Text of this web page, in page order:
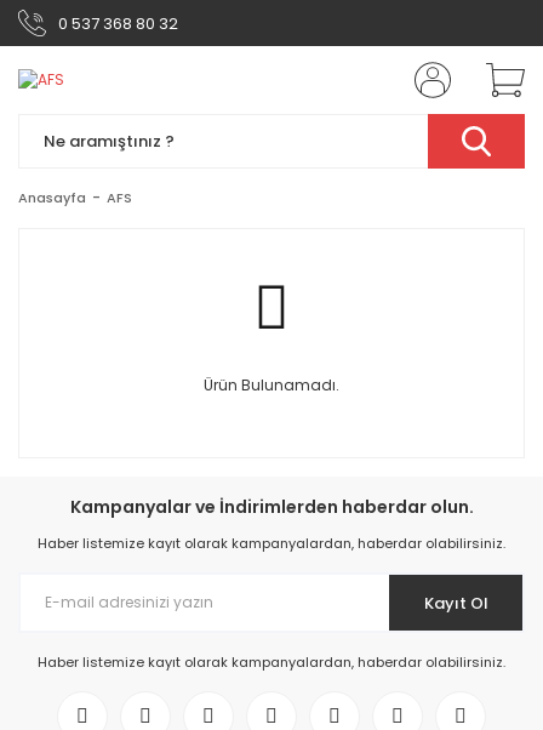
0 537 368 80 32
Anasayfa AFS
Ürün Bulunamadı.
Kampanyalar ve İndirimlerden haberdar olun.
Haber listemize kayıt olarak kampanyalardan, haberdar olabilirsiniz.
Kayıt Ol
Haber listemize kayıt olarak kampanyalardan, haberdar olabilirsiniz.